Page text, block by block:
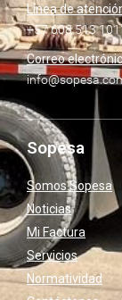
Línea de
+57 608 513
Correo
Sopesa
Somos Sopesa
Noticias
Mi Factura
Servicios
Normatividad